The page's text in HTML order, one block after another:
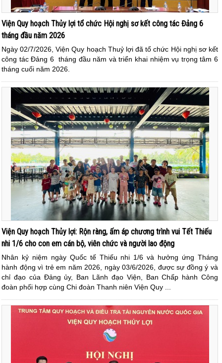
Viện Quy hoạch Thủy lợi tổ chức Hội nghị sơ kết công tác Đảng 6
tháng đầu năm 2026
Ngày 02/7/2026, Viện Quy hoạch Thuỷ lợi đã tổ chức Hội nghị sơ kết
công tác Đảng 6 tháng đầu năm và triển khai nhiệm vụ trọng tâm 6
tháng cuối năm 2026.
Viện Quy hoạch Thủy lợi: Rộn ràng, ấm áp chương trình vui Tết Thiếu
nhi 1/6 cho con em cán bộ, viên chức và người lao động
Nhân kỷ niệm ngày Quốc tế Thiếu nhi 1/6 và hưởng ứng Tháng
hành động vì trẻ em năm 2026, ngày 03/6/2026, được sự đồng ý và
chỉ đạo của Đảng ủy, Ban Lãnh đạo Viện, Ban Chấp hành Công
đoàn phối hợp cùng Chi đoàn Thanh niên Viện Quy ...